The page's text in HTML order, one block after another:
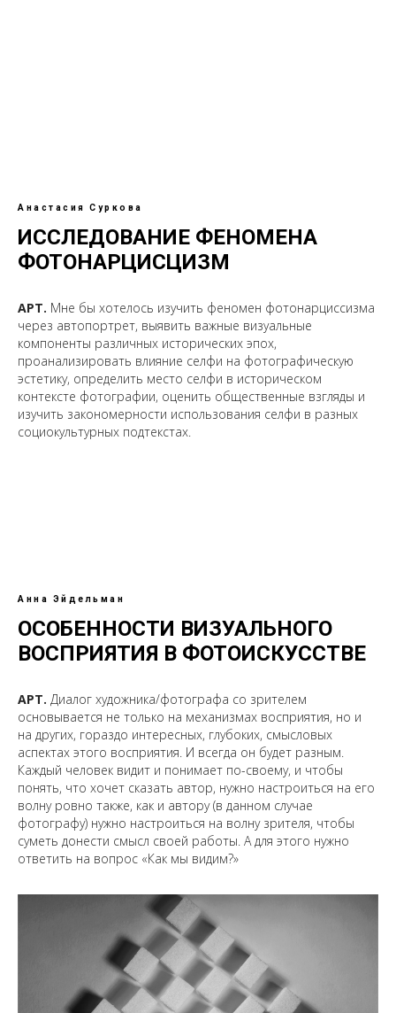
Анастасия Суркова
ИССЛЕДОВАНИЕ ФЕНОМЕНА
ФОТОНАРЦИСЦИЗМ
АРТ. Мне бы хотелось изучить феномен фотонарциссизма
через автопортрет, выявить важные визуальные
компоненты различных исторических эпох,
проанализировать влияние селфи на фотографическую
эстетику, определить место селфи в историческом
контексте фотографии, оценить общественные взгляды и
изучить закономерности использования селфи в разных
социокультурных подтекстах.
Анна Эйдельман
ОСОБЕННОСТИ ВИЗУАЛЬНОГО
ВОСПРИЯТИЯ В ФОТОИСКУССТВЕ
АРТ. Диалог художника/фотографа со зрителем
основывается не только на механизмах восприятия, но и
на других, гораздо интересных, глубоких, смысловых
аспектах этого восприятия. И всегда он будет разным.
Каждый человек видит и понимает по-своему, и чтобы
понять, что хочет сказать автор, нужно настроиться на его
волну ровно также, как и автору (в данном случае
фотографу) нужно настроиться на волну зрителя, чтобы
суметь донести смысл своей работы. А для этого нужно
ответить на вопрос «Как мы видим?»